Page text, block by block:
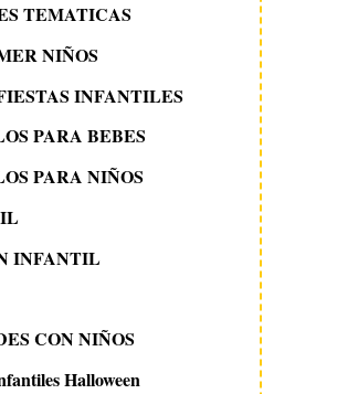
TEMATICAS
NIÑOS
INFANTILES
PARA BEBES
PARA NIÑOS
INFANTIL
CON NIÑOS
Halloween